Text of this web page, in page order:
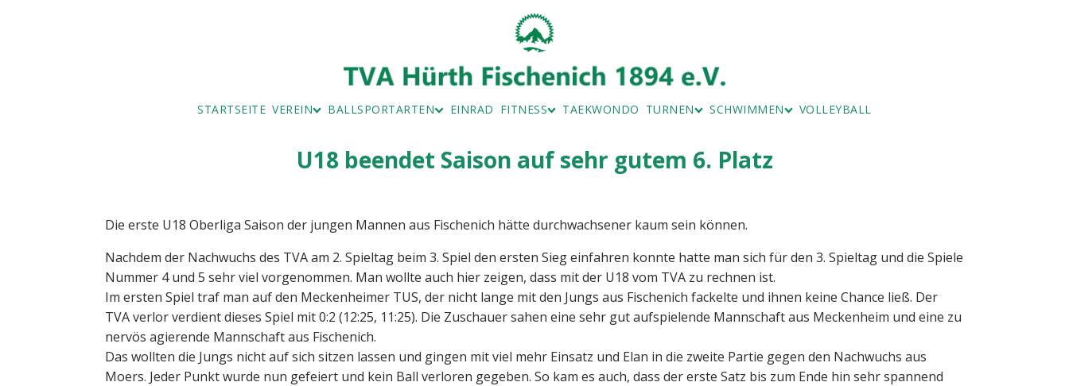
STARTSEITE VEREIN
IMPRESSUM
MITGLIEDSANTRAG
BALLSPORTARTEN EINRAD FITNESS TAEKWONDO TURNEN SCHWIMMEN VOLLEYBALL
U18 beendet Saison auf sehr gutem 6. Platz
Die erste U18 Oberliga Saison der jungen Mannen aus Fischenich hätte durchwachsener kaum sein können.
Nachdem der Nachwuchs des TVA am 2. Spieltag beim 3. Spiel den ersten Sieg einfahren konnte hatte man sich für den 3. Spieltag und die Spiele
Nummer 4 und 5 sehr viel vorgenommen. Man wollte auch hier zeigen, dass mit der U18 vom TVA zu rechnen ist.
Im ersten Spiel traf man auf den Meckenheimer TUS, der nicht lange mit den Jungs aus Fischenich fackelte und ihnen keine Chance ließ. Der
TVA verlor verdient dieses Spiel mit 0:2 (12:25, 11:25). Die Zuschauer sahen eine sehr gut aufspielende Mannschaft aus Meckenheim und eine zu
nervös agierende Mannschaft aus Fischenich.
Das wollten die Jungs nicht auf sich sitzen lassen und gingen mit viel mehr Einsatz und Elan in die zweite Partie gegen den Nachwuchs aus
Moers. Jeder Punkt wurde nun gefeiert und kein Ball verloren gegeben. So kam es auch, dass der erste Satz bis zum Ende hin sehr spannend